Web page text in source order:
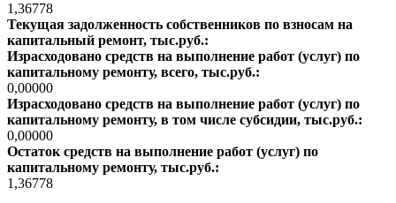
1,36778
Текущая задолженность собственников по взносам на
капитальный ремонт, тыс.руб.:
Израсходовано средств на выполнение работ (услуг) по
капитальному ремонту, всего, тыс.руб.:
0,00000
Израсходовано средств на выполнение работ (услуг) по
капитальному ремонту, в том числе субсидии, тыс.руб.:
0,00000
Остаток средств на выполнение работ (услуг) по
капитальному ремонту, тыс.руб.:
1,36778